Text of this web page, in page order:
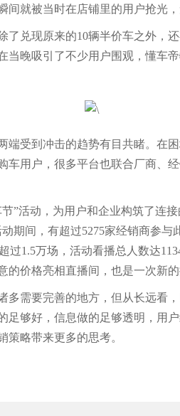
就被当时在店铺里的用户抢光
现原来的10辆半价车之外，还
当晚吸引了不少用户围观，懂车
受到冲击的趋势有目共睹。在困
车用户，很多平台也联合厂商、
活动，为用户和企业构筑了连接
期间，有超过5275家经销商参与
1.5万场，活动看播总人数达
价格亮相直播间，也是一次新的
需要完善的地方，但从长远看
足够好，信息做的足够透明，用
略带来更多的思考。